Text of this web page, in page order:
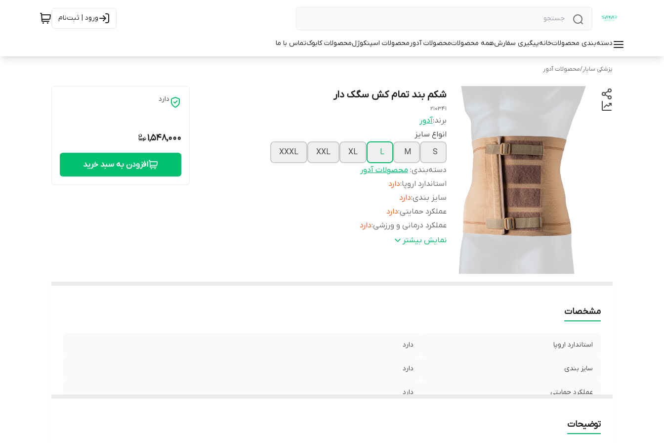
ورود | ثبت‌نام
دسته‌بندی محصولاتخانهپیگیری سفارشهمه محصولاتمحصولات آدورمحصولات اسپنکوژلمحصولات کابوکتماس با ما
پزشکی سایار/محصولات آدور
شکم بند تمام کش سگک دار
210341
برند:آدور
انواع سایز
S
M
L
XL
XXL
XXXL
دسته‌بندی: محصولات آدور
استاندارد اروپا:دارد
سایز بندی:دارد
عملکرد حمایتی:دارد
عملکرد درمانی و ورزشی:دارد
قابلیت شست و شو
نمایش بیشتر
دارد
1,548,000
افزودن به سبد خرید
مشخصات
استاندارد اروپا دارد
سایز بندی دارد
عملکرد حمایتی دارد
توضیحات